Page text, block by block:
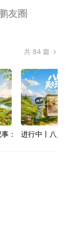
友圈
共 84 篇
：商城许愿池
进行中丨八月